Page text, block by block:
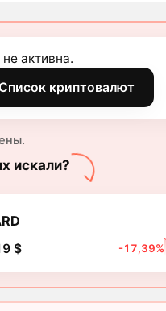
активна.
криптовалют
искали?
$ -17,39%